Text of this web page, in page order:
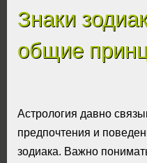
Знаки
общие
Астрология давно
предпочтения и
зодиака. Важно